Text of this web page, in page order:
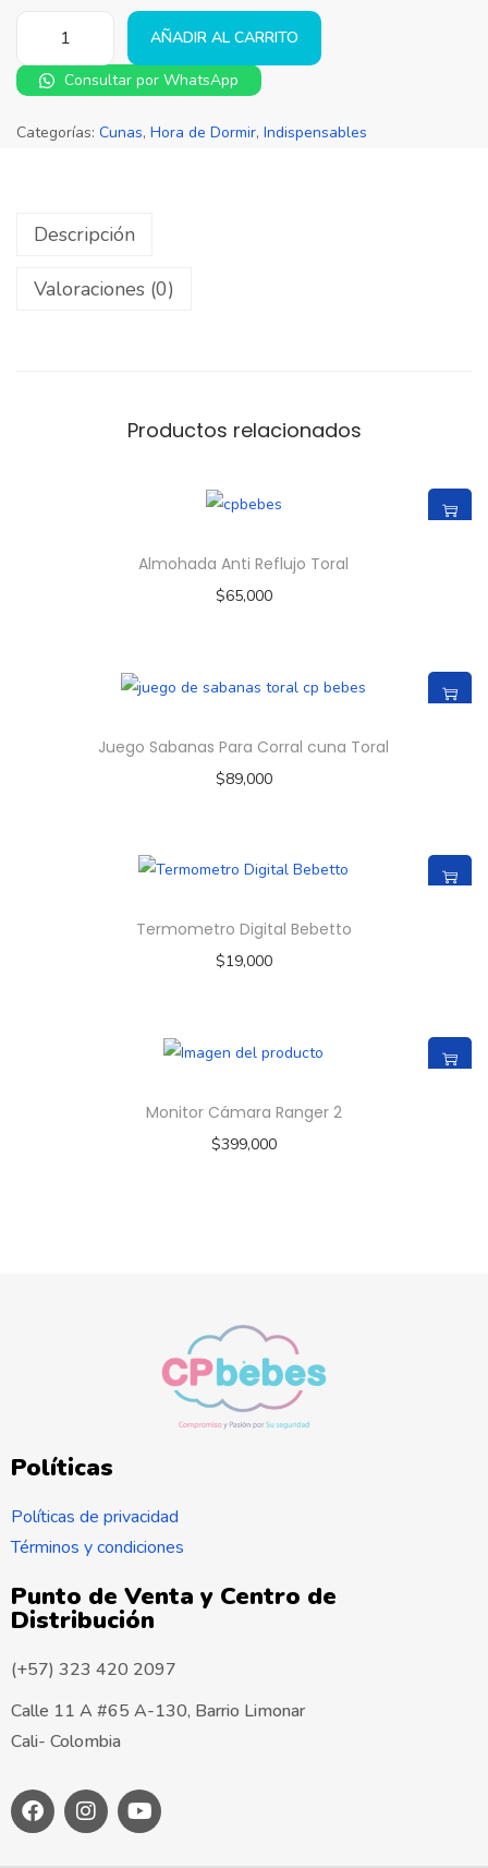
AÑADIR AL CARRITO
Consultar por WhatsApp
Categorías: Cunas, Hora de Dormir, Indispensables
Descripción
Valoraciones (0)
Productos relacionados
Almohada Anti Reflujo Toral
$65,000
Juego Sabanas Para Corral cuna Toral
$89,000
Termometro Digital Bebetto
$19,000
Monitor Cámara Ranger 2
$399,000
Políticas
Políticas de privacidad
Términos y condiciones
Punto de Venta y Centro de
Distribución
(+57) 323 420 2097
Calle 11 A #65 A-130, Barrio Limonar
Cali- Colombia